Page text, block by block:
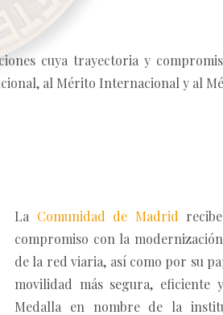
cuya trayectoria y
al Mérito Internacional y al
La Comunidad de Madrid
compromiso con la
de la red viaria, así como por su
movilidad más segura, eficiente
Medalla en nombre de la